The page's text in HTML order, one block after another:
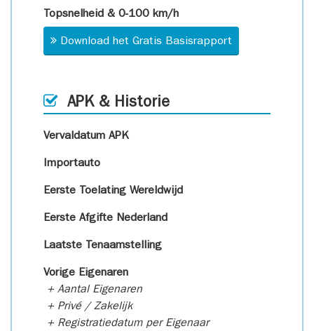
Topsnelheid & 0-100 km/h
Download het Gratis Basisrapport
APK & Historie
Vervaldatum APK
Importauto
Eerste Toelating Wereldwijd
Eerste Afgifte Nederland
Laatste Tenaamstelling
Vorige Eigenaren
+ Aantal Eigenaren
+ Privé / Zakelijk
+ Registratiedatum per Eigenaar